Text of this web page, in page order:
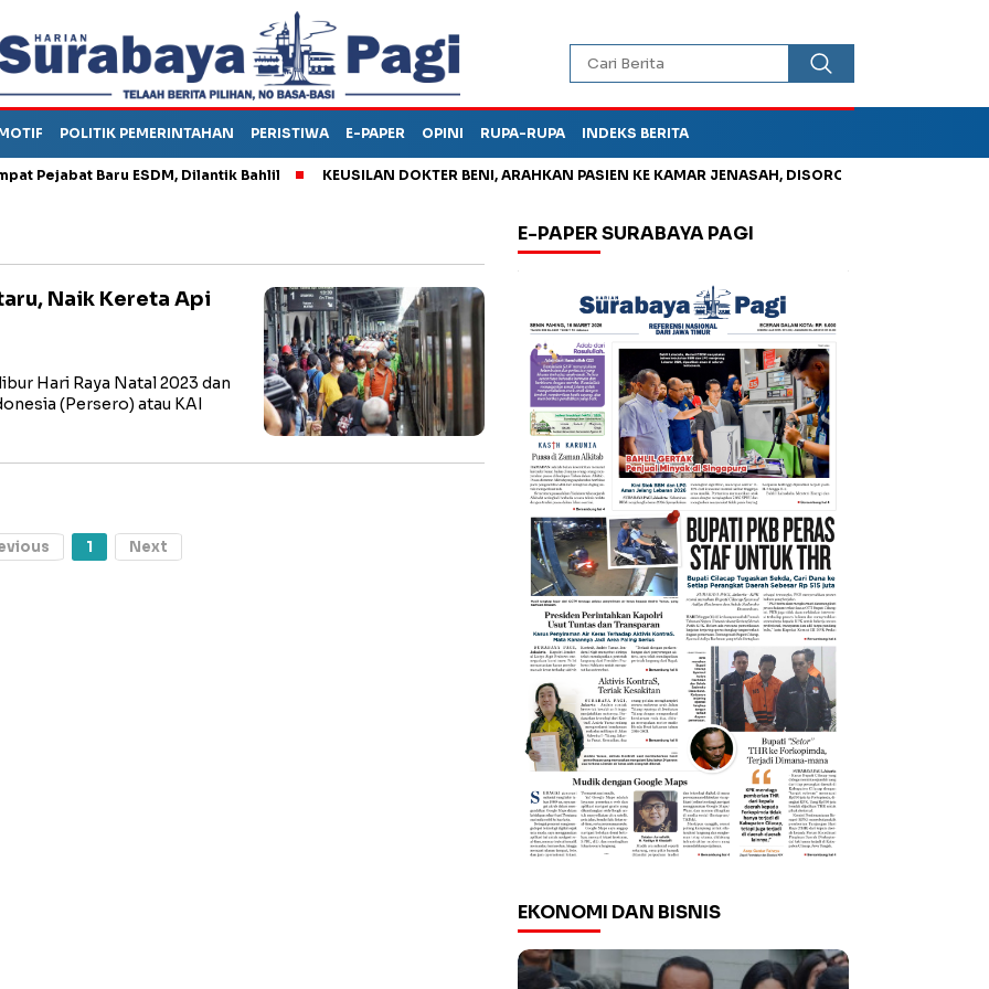
POLITIK PEMERINTAHAN PERISTIWA E-PAPER OPINI RUPA-RUPA INDEKS BERITA
Baru ESDM, Dilantik Bahlil KEUSILAN DOKTER BENI, ARAHKAN PASIEN KE KAMAR JENASAH, DISOROT
Naik Kereta Api
Hari Raya Natal 2023 dan
(Persero) atau KAI
1 Next
E-PAPER SURABAYA PAGI
EKONOMI DAN BISNIS